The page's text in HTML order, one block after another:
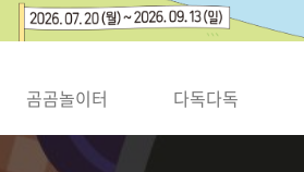
곰곰놀이터 다독다독